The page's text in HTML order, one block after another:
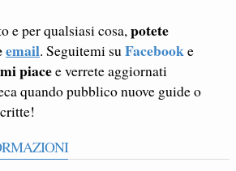
e per qualsiasi cosa,potete
email. Seguitemi suFacebooke
piacee verrete aggiornati
quando pubblico nuove guide o